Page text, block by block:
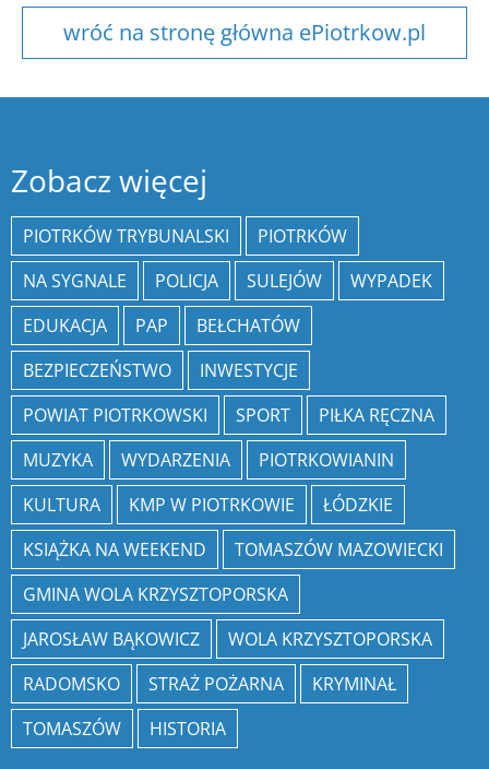
wróć na stronę główna ePiotrkow.pl
Zobacz więcej
PIOTRKÓW TRYBUNALSKI
PIOTRKÓW
NA SYGNALE
POLICJA SULEJÓW
WYPADEK
EDUKACJA
PAP
BEŁCHATÓW
BEZPIECZEŃSTWO
INWESTYCJE
POWIAT PIOTRKOWSKI
SPORT
PIŁKA RĘCZNA
MUZYKA
WYDARZENIA
PIOTRKOWIANIN
KULTURA
KMP W PIOTRKOWIE
ŁÓDZKIE
KSIĄŻKA NA WEEKEND
TOMASZÓW MAZOWIECKI
GMINA WOLA KRZYSZTOPORSKA
JAROSŁAW BĄKOWICZ
WOLA KRZYSZTOPORSKA
RADOMSKO
STRAŻ POŻARNA
KRYMINAŁ
TOMASZÓW
HISTORIA